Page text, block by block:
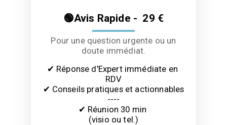
🟢Avis Rapide - 29 €
Pour une question urgente ou un
doute immédiat.
✔ Réponse d'Expert immédiate en
RDV
✔ Conseils pratiques et actionnables
----
✔ Réunion 30 min
(visio ou tel.)